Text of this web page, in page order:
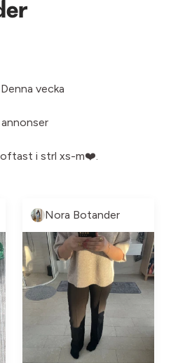
Denna vecka
oftast i strl xs-m❤️.
Nora Botander